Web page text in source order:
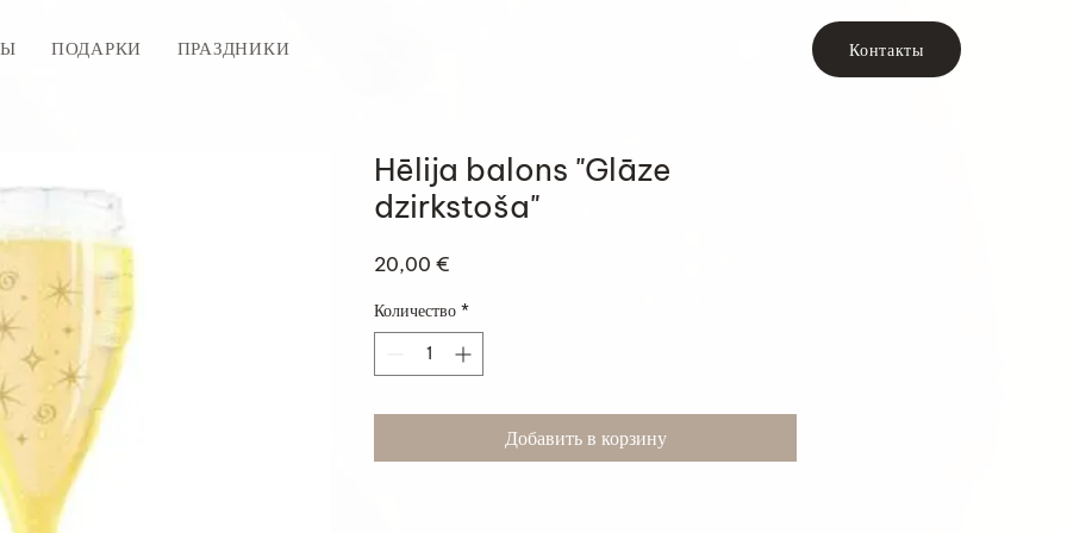
ПОДАРКИ ПРАЗДНИКИ Контакты
Hēlija balons "Glāze
dzirkstoša"
20,00 €
Количество *
Добавить в корзину